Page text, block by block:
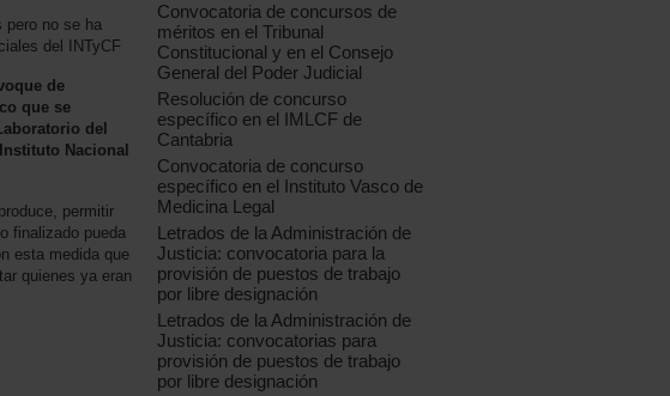
pero no se ha
del INTyCF
de
que se
del
Nacional
permitir
finalizado pueda
esta medida que
quienes ya eran
Convocatoria de concursos de
méritos en el Tribunal
Constitucional y en el Consejo
General del Poder Judicial
Resolución de concurso
específico en el IMLCF de
Cantabria
Convocatoria de concurso
específico en el Instituto Vasco de
Medicina Legal
Letrados de la Administración de
Justicia: convocatoria para la
provisión de puestos de trabajo
por libre designación
Letrados de la Administración de
Justicia: convocatorias para
provisión de puestos de trabajo
por libre designación